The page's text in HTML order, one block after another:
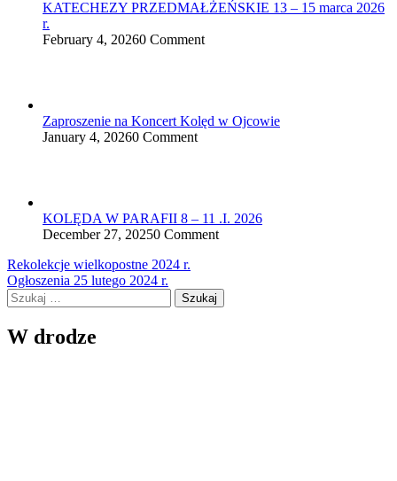
KATECHEZY PRZEDMAŁŻEŃSKIE 13 – 15 marca 2026
r.
February 4, 20260 Comment
Zaproszenie na Koncert Kolęd w Ojcowie
January 4, 20260 Comment
KOLĘDA W PARAFII 8 – 11 .I. 2026
December 27, 20250 Comment
Nawigacja
wpisu
Rekolekcje wielkopostne 2024 r.
Ogłoszenia 25 lutego 2024 r.
Szukaj:
W drodze